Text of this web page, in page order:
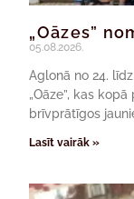
„Oāzes”
05.08.2026.
Aglonā no 24.
„Oāze”, kas
brīvprātīgos
Lasīt vairāk »